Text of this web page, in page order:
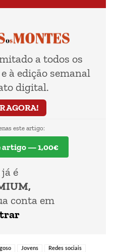
a todos os
à edição semanal
digital.
AGORA!
este artigo:
artigo — 1,00€
já é
conta em
Jovens Redes sociais